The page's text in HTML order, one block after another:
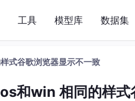
工具 模型库 数据集
式谷歌浏览器显示不一致
和win 相同的样式